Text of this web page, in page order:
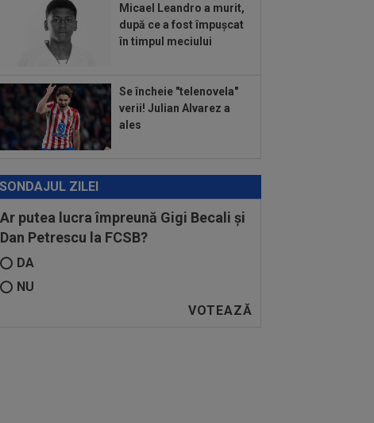
Micael Leandro a murit,
după ce a fost împușcat
în timpul meciului
Se încheie "telenovela"
verii! Julian Alvarez a
ales
SONDAJUL ZILEI
Ar putea lucra împreună Gigi Becali și
Dan Petrescu la FCSB?
DA
NU